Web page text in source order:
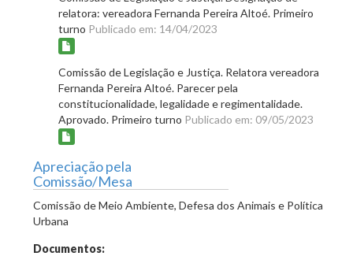
relatora: vereadora Fernanda Pereira Altoé. Primeiro
turno Publicado em: 14/04/2023
Comissão de Legislação e Justiça. Relatora vereadora
Fernanda Pereira Altoé. Parecer pela
constitucionalidade, legalidade e regimentalidade.
Aprovado. Primeiro turno Publicado em: 09/05/2023
Apreciação pela
Comissão/Mesa
Comissão de Meio Ambiente, Defesa dos Animais e Política
Urbana
Documentos: